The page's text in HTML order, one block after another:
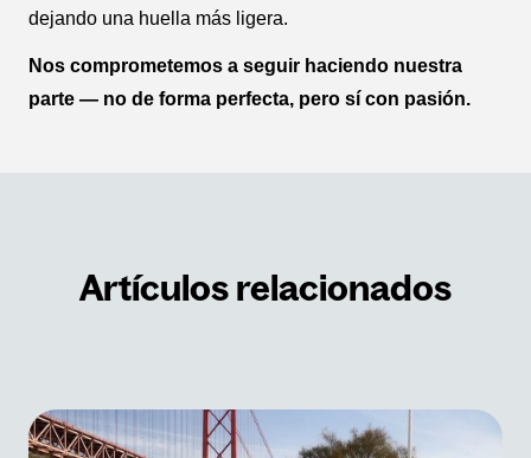
dejando una huella más ligera.
Nos comprometemos a seguir haciendo nuestra
parte — no de forma perfecta, pero sí con pasión.
Artículos relacionados